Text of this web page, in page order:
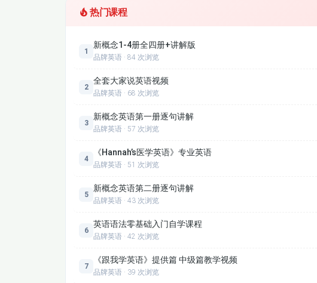
4.4 Trial
4.7 Appropriateness
4.9 Electronic Database
4.10 Literature Review
6.1 Economic Sanctions
6.3 Pressure Points
6.5 Language Focus
6.6 Terms related to Nuclear Program
6.7 Concluding Paragraph
6.8 Personal Resume
6.10 Note-taking Skills
热门课程
1
新概念1-4册全四册+讲解版
品牌英语 · 84 次浏览
2
全套大家说英语视频
品牌英语 · 68 次浏览
3
新概念英语第一册逐句讲解
品牌英语 · 57 次浏览
4
《Hannah’s医学英语》专业英语
品牌英语 · 51 次浏览
5
新概念英语第二册逐句讲解
品牌英语 · 43 次浏览
6
英语语法零基础入门自学课程
品牌英语 · 42 次浏览
7
《跟我学英语》提供篇 中级篇教学视频
品牌英语 · 39 次浏览